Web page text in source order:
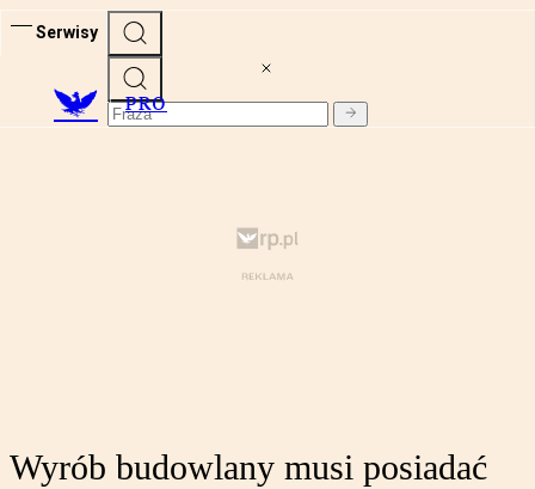
Serwisy
PRO
Wyrób budowlany musi posiadać